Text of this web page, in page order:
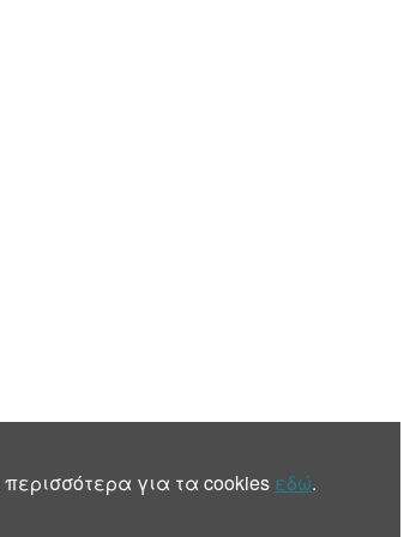
για τα cookies εδώ.